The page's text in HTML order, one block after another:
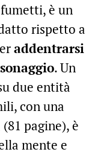
è un
rispetto a
addentrarsi
. Un
due entità
con una
pagine), è
mente e